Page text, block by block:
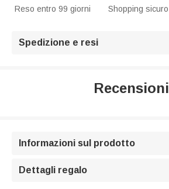
Reso entro 99 giorni Shopping sicuro
Spedizione e resi
Recensioni
Informazioni sul prodotto
Dettagli regalo